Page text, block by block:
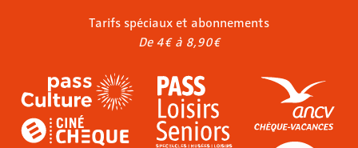
Tarifs spéciaux et abonnements
De 4€ à 8,90€